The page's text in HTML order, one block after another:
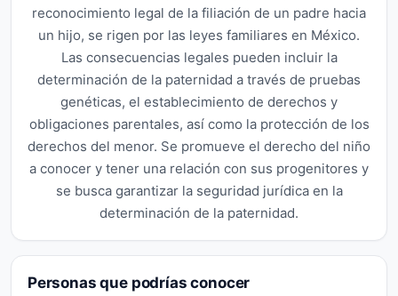
reconocimiento legal de la filiación de un padre hacia
un hijo, se rigen por las leyes familiares en México.
Las consecuencias legales pueden incluir la
determinación de la paternidad a través de pruebas
genéticas, el establecimiento de derechos y
obligaciones parentales, así como la protección de los
derechos del menor. Se promueve el derecho del niño
a conocer y tener una relación con sus progenitores y
se busca garantizar la seguridad jurídica en la
determinación de la paternidad.
Personas que podrías conocer